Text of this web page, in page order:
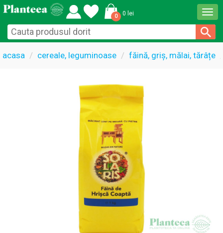
0 0 lei
acasa cereale, leguminoase făină, griș, mălai, tărâțe